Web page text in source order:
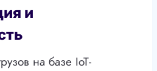
и
на базе IoT-